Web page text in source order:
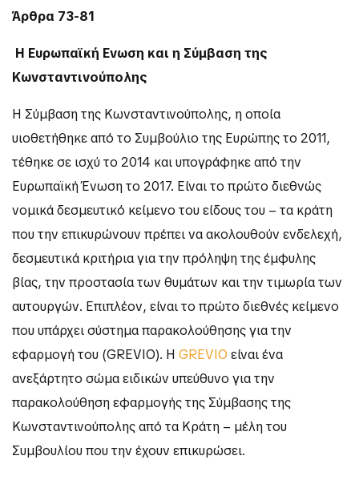
Άρθρα 73-81
Η Ευρωπαϊκή Ενωση και η Σύμβαση της
Κωνσταντινούπολης
Η Σύμβαση της Κωνσταντινούπολης, η οποία
υιοθετήθηκε από το Συμβούλιο της Ευρώπης το 2011,
τέθηκε σε ισχύ το 2014 και υπογράφηκε από την
Ευρωπαϊκή Ένωση το 2017. Είναι το πρώτο διεθνώς
νομικά δεσμευτικό κείμενο του είδους του – τα κράτη
που την επικυρώνουν πρέπει να ακολουθούν ενδελεχή,
δεσμευτικά κριτήρια για την πρόληψη της έμφυλης
βίας, την προστασία των θυμάτων και την τιμωρία των
αυτουργών. Επιπλέον, είναι το πρώτο διεθνές κείμενο
που υπάρχει σύστημα παρακολούθησης για την
εφαρμογή του (GREVIO). H GREVIO είναι ένα
ανεξάρτητο σώμα ειδικών υπεύθυνο για την
παρακολούθηση εφαρμογής της Σύμβασης της
Κωνσταντινούπολης από τα Κράτη – μέλη του
Συμβουλίου που την έχουν επικυρώσει.